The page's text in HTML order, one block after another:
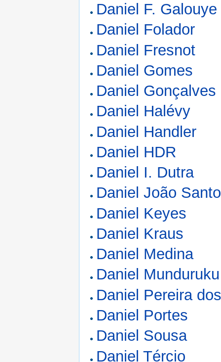
Daniel F. Galouye
Daniel Folador
Daniel Fresnot
Daniel Gomes
Daniel Gonçalves
Daniel Halévy
Daniel Handler
Daniel HDR
Daniel I. Dutra
Daniel João
Daniel Keyes
Daniel Kraus
Daniel Medina
Daniel Munduruku
Daniel Pereira
Daniel Portes
Daniel Sousa
Daniel Tércio